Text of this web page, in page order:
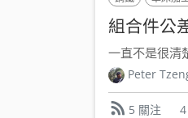
組合件公
一直不是很清
Peter
5 關注